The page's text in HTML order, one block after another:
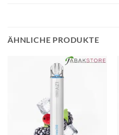
ÄHNLICHE PRODUKTE